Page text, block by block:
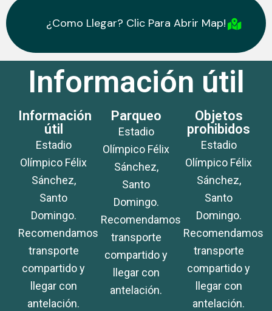
¿Como Llegar? Clic Para Abrir Map!
Información útil
Información
útil
Estadio
Olímpico Félix
Sánchez,
Santo
Domingo.
Recomendamos
transporte
compartido y
llegar con
antelación.
Parqueo
Estadio
Olímpico Félix
Sánchez,
Santo
Domingo.
Recomendamos
transporte
compartido y
llegar con
antelación.
Objetos
prohibidos
Estadio
Olímpico Félix
Sánchez,
Santo
Domingo.
Recomendamos
transporte
compartido y
llegar con
antelación.